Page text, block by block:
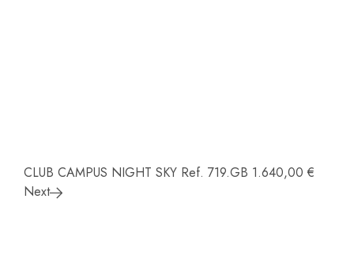
CLUB CAMPUS NIGHT SKY Ref. 719.GB 1.640,00 €
Next